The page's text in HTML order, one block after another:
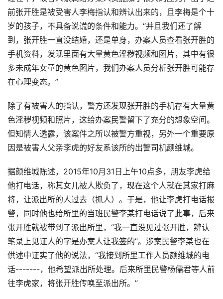
前张开胜是被受害人李梅指认和辨认出来的，且李梅是个十
岁的孩子，不具备说谎的条件和能力。“并且我们还了解
到，张开胜一直没结婚，还是单身，办案人员查看张开胜的
手机资料，发现里面有大量黄色淫秽视频和图片，其中有很
多未成年女童的黄色图片，我们办案人员分析张开胜可能存
在心理变态。”
除了有被害人的指认，警方还发现张开胜的手机存有大量黄
色淫秽视频和照片，这给办案民警留下了充分的想象空间。
但知情人透露，该案件之所以被警方重视，另外一个重要原
因是被害人父亲李虎的好友系该所的出警司机颜维城。
据颜维城陈述，2015年10月31日上午10点多，朋友李虎给
他打电话，称其女儿被人欺负了，现在这个人就在其家打麻
将，让派出所的人过去（抓人）。于是，他让李虎打电话报
警，同时他也给所里的当班民警李某打电话说了此事，后来
张开胜就被带到了派出所里，“我一直没见过张开胜，辨认
笔录上见证人的字是办案人让我签的”。涉案民警李某也在
供述中证实了他的说法，“我接到所里工作人员颜维城的电
话-------，他希望派出所处理。后来所里民警杨儒君等人前
往李虎家，将张开胜传唤至派出所。”